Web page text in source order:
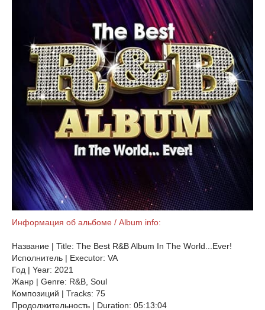
Информация об альбоме / Album info:
Название | Title: The Best R&B Album In The World...Ever!
Исполнитель | Executor: VA
Год | Year: 2021
Жанр | Genre: R&B, Soul
Композиций | Tracks: 75
Продолжительность | Duration: 05:13:04